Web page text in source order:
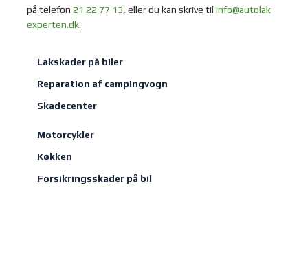
på telefon21 22 77 13 , eller du kan skrive tilinfo@autolak-
experten.dk.​
Lakskader på biler
Reparation af campingvogn
Skadecenter
Motorcykler
Køkken
Forsikringsskader på bil​